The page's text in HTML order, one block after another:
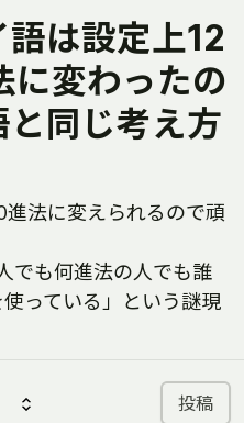
は設定上12
に変わったの
同じ考え方
法に変えられるので頑
でも何進法の人でも誰
っている」という謎現
投稿